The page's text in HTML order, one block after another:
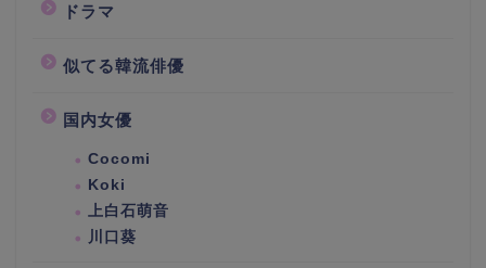
ドラマ
似てる韓流俳優
国内女優
Cocomi
Koki
上白石萌音
川口葵